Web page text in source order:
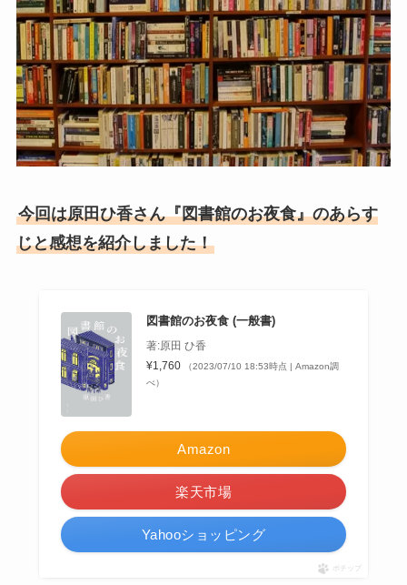
今回は原田ひ香さん『図書館のお夜食』のあらす
じと感想を紹介しました！
図書館のお夜食 (一般書)
著:原田 ひ香
¥1,760
（2023/07/10 18:53時点 | Amazon調
べ）
Amazon
楽天市場
Yahooショッピング
ポチップ